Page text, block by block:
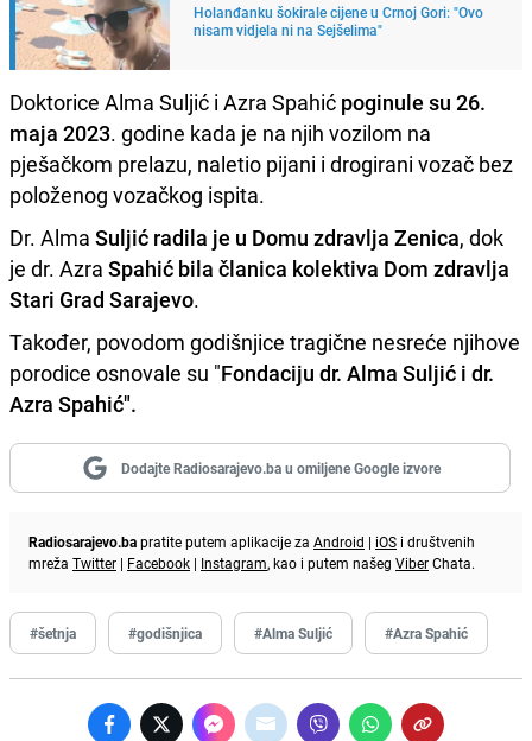
Holanđanku šokirale cijene u Crnoj Gori: "Ovo
nisam vidjela ni na Sejšelima"
Doktorice Alma Suljić i Azra Spahić poginule su 26.
maja 2023. godine kada je na njih vozilom na
pješačkom prelazu, naletio pijani i drogirani vozač bez
položenog vozačkog ispita.
Dr. Alma Suljić radila je u Domu zdravlja Zenica, dok
je dr. Azra Spahić bila članica kolektiva Dom zdravlja
Stari Grad Sarajevo.
Također, povodom godišnjice tragične nesreće njihove
porodice osnovale su "Fondaciju dr. Alma Suljić i dr.
Azra Spahić".
Dodajte Radiosarajevo.ba u omiljene Google izvore
Radiosarajevo.bapratite putem aplikacije za Android | iOS i društvenih
mreža Twitter | Facebook | Instagram, kao i putem našeg ViberChata.
#šetnja #godišnjica #Alma Suljić #Azra Spahić